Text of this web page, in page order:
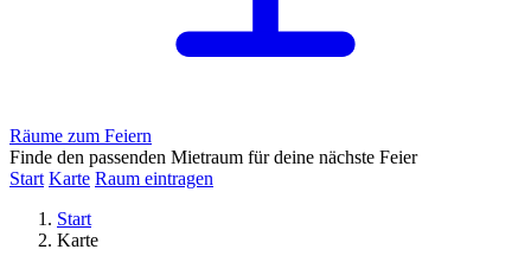
Räume zum Feiern
Finde den passenden Mietraum für deine nächste Feier
Start Karte Raum eintragen
Start
Karte